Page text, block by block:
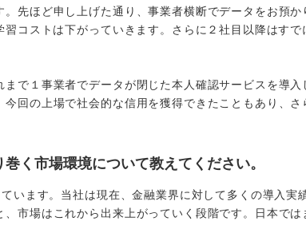
先ほど申し上げた通り、事業者横断でデータをお預
コストは下がっていきます。さらに２社目以降はす
まで１事業者でデータが閉じた本人確認サービスを導
今回の上場で社会的な信用を獲得できたこともあり、
く市場環境について教えてください。
います。当社は現在、金融業界に対して多くの導入実
市場はこれから出来上がっていく段階です。日本で